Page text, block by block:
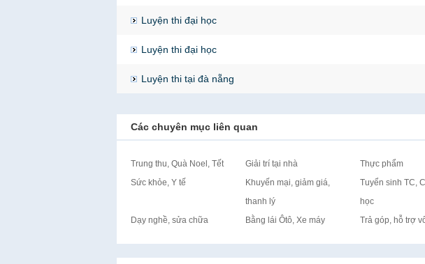
Luyện thi đại học
Luyện thi đại học
Luyện thi tại đà nẵng
Các chuyên mục liên quan
Trung thu, Quà Noel, Tết Giải trí tại nhà Thực phẩm
Sức khỏe, Y tế
Khuyến mại, giảm giá,
thanh lý
Tuyển sinh TC,
học
Dạy nghề, sửa chữa Bằng lái Ôtô, Xe máy Trả góp, hỗ trợ